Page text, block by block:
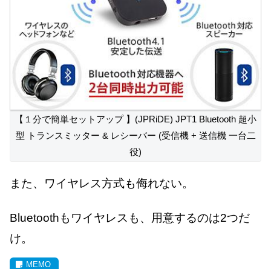
【１分で簡単セットアップ 】(JPRiDE) JPT1 Bluetooth 超小
型 トランスミッター & レシーバー (受信機 + 送信機 一台二
役)
また、ワイヤレス方式も侮れない。
Bluetoothもワイヤレスも、用意するのは2つだ
け。